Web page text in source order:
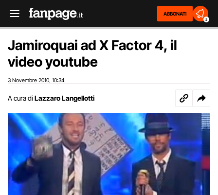
ABBONATI
2
Jamiroquai ad X Factor 4, il
video youtube
3 Novembre 2010 10:34
A cura di Lazzaro Langellotti